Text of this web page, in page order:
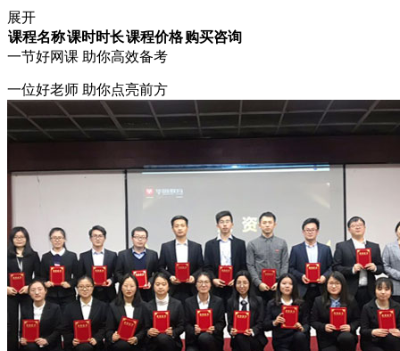
展开
课程名称课时时长课程价格购买咨询
一节好网课 助你高效备考
一位好老师 助你点亮前方